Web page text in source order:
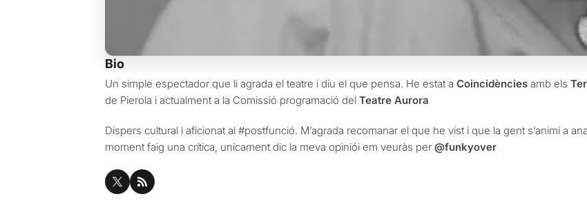
Bio
Un simple espectador que li agrada el teatre i diu el que pensa. He estat a Coincidènciesamb els
de Pierola i actualment a la Comissió programació del Teatre Aurora
Dispers cultural i aficionat al #postfunció. M’agrada recomanar el que he vist i que la gent s’animi a
moment faig una crítica, unicament dic la meva opiniói em veuràs per @funkyover